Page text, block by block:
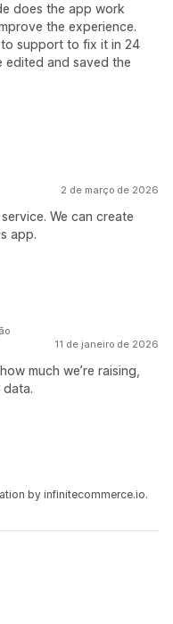
does the app work
the experience.
support to fix it in 24
edited and saved the
2 de março de 2026
We can create
app.
11 de janeiro de 2026
much we’re raising,
by infinitecommerce.io.